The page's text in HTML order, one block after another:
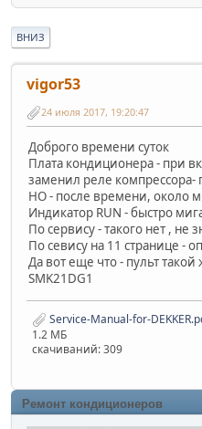
ВНИЗ
vigor53
24 июля 2017, 19:20:47
Доброго времени суток
Плата кондиционера - при
заменил реле компрессора-
НО - после времени, около
Индикатор RUN - быстро
По сервису - такого нет , не
По севису на 11 странице -
Да вот еще что - пульт
SMK21DG1
Service-Manual-for-
1.2 МБ
скачиваний: 309
Ремонт кондиционеров